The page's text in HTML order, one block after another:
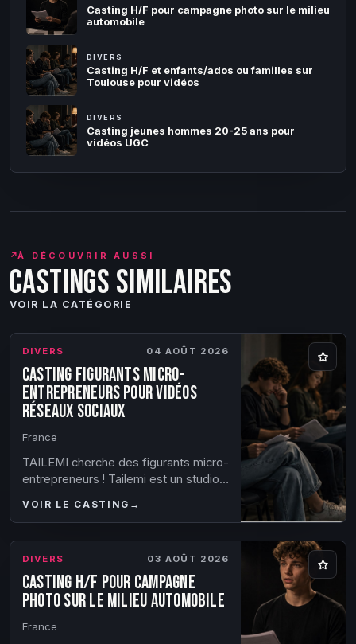
Casting H/F pour campagne photo sur le milieu
automobile
DIVERS
Casting H/F et enfants/ados ou familles sur
Toulouse pour vidéos
DIVERS
Casting jeunes hommes 20-25 ans pour
vidéos UGC
↗À DÉCOUVRIR AUSSI
Castings similaires
VOIR LA CATÉGORIE
DIVERS 04 AOÛT 2026
Casting figurants micro-
entrepreneurs pour vidéos
réseaux sociaux
France
TAILEMI cherche des figurants micro-
entrepreneurs ! Tailemi est un studio
société d'ambiance depuis 6 ans. N...
VOIR LE CASTING →
DIVERS 03 AOÛT 2026
Casting H/F pour campagne
photo sur le milieu automobile
France